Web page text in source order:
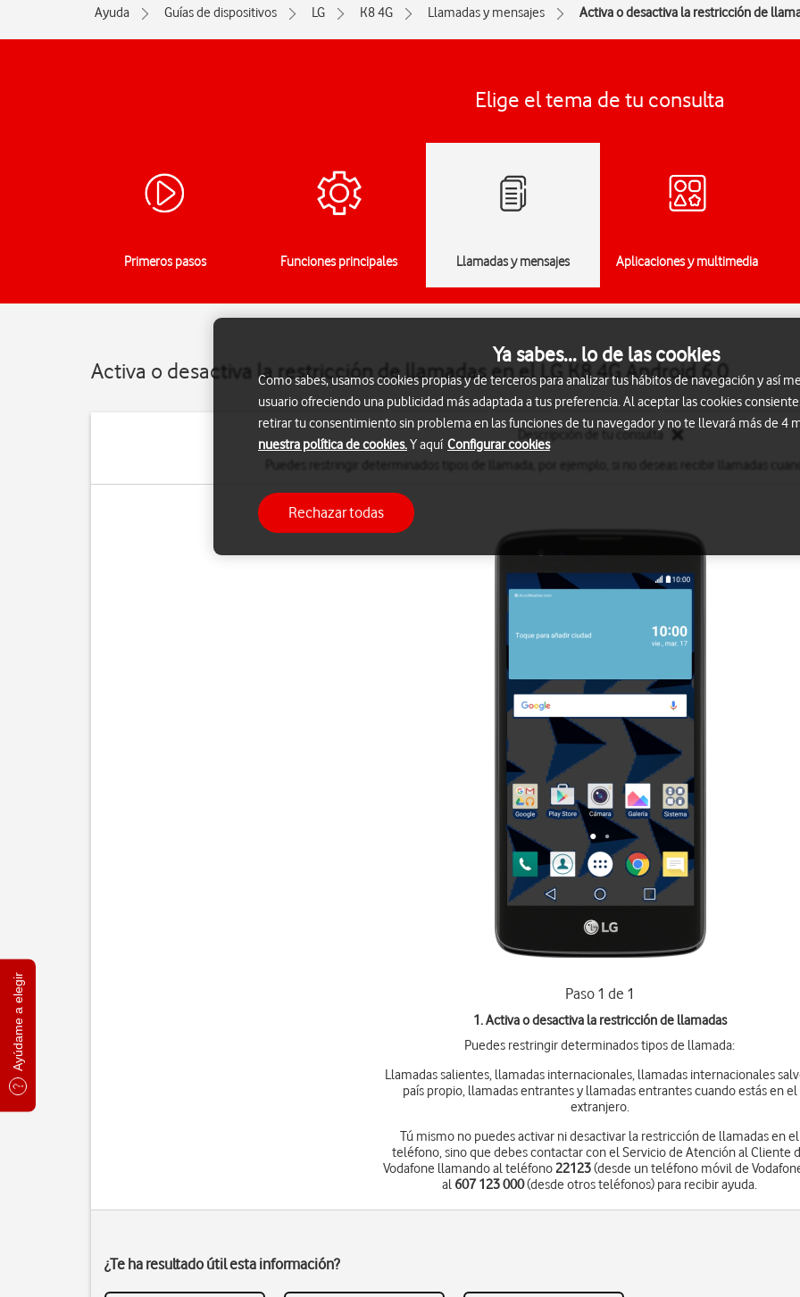
Ayúdame a elegir
Ayuda Guías de dispositivos LG K8 4G Llamadas y mensajes Activa o desactiva la restricción de
Elige el tema de tu consulta
Primeros pasos Funciones principales Llamadas y mensajes Aplicaciones y multimedia
Activa o desactiva la restricción de llamadas en el LG K8 4G Android 6.0
Descripción de tu consulta
Paso 1 de 1
1. Activa o desactiva la restricción de llamadas
Puedes restringir determinados tipos de llamada:
Llamadas salientes, llamadas internacionales, llamadas internacionales
país propio, llamadas entrantes y llamadas entrantes cuando estás en el
extranjero.
Tú mismo no puedes activar ni desactivar la restricción de llamadas en el
teléfono, sino que debes contactar con el Servicio de Atención al Cliente
Vodafone llamando al teléfono22123(desde un teléfono móvil de
al 607 123 000(desde otros teléfonos) para recibir ayuda.
¿Te ha resultado útil esta información?
Ya sabes... lo de las cookies
Como sabes, usamos cookies propias y de terceros para analizar tus hábitos de navegación y así
usuario ofreciendo una publicidad más adaptada a tus preferencia. Al aceptar las cookies
retirar tu consentimiento sin problema en las funciones de tu navegador y no te llevará más de 4
nuestra política de cookies.Y aquí Configurar cookies
Rechazar todas